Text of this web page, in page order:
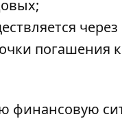
погашения
финансовую